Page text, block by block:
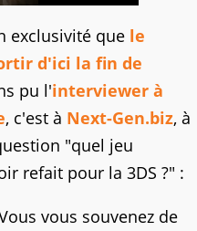
exclusivité que le
d'ici la fin de
pu l'interviewer à
, c'est à Next-Gen.biz, à
"quel jeu
refait pour la 3DS ?" :
vous souvenez de